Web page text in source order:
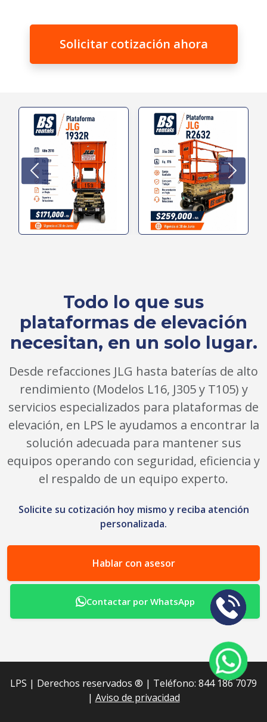
Solicitar cotización ahora
Todo lo que sus
plataformas de elevación
necesitan, en un solo lugar.
Desde refacciones JLG hasta baterías de alto
rendimiento (Modelos L16, J305 y T105) y
servicios especializados para plataformas de
elevación, en LPS le ayudamos a encontrar la
solución adecuada para mantener sus
equipos operando con seguridad, eficiencia y
el respaldo de un equipo experto.
Solicite su cotización hoy mismo y reciba atención
personalizada.
Hablar con asesor
Contactar por WhatsApp
LPS | Derechos reservados ®︎ | Teléfono: 844 186 7079
| Aviso de privacidad